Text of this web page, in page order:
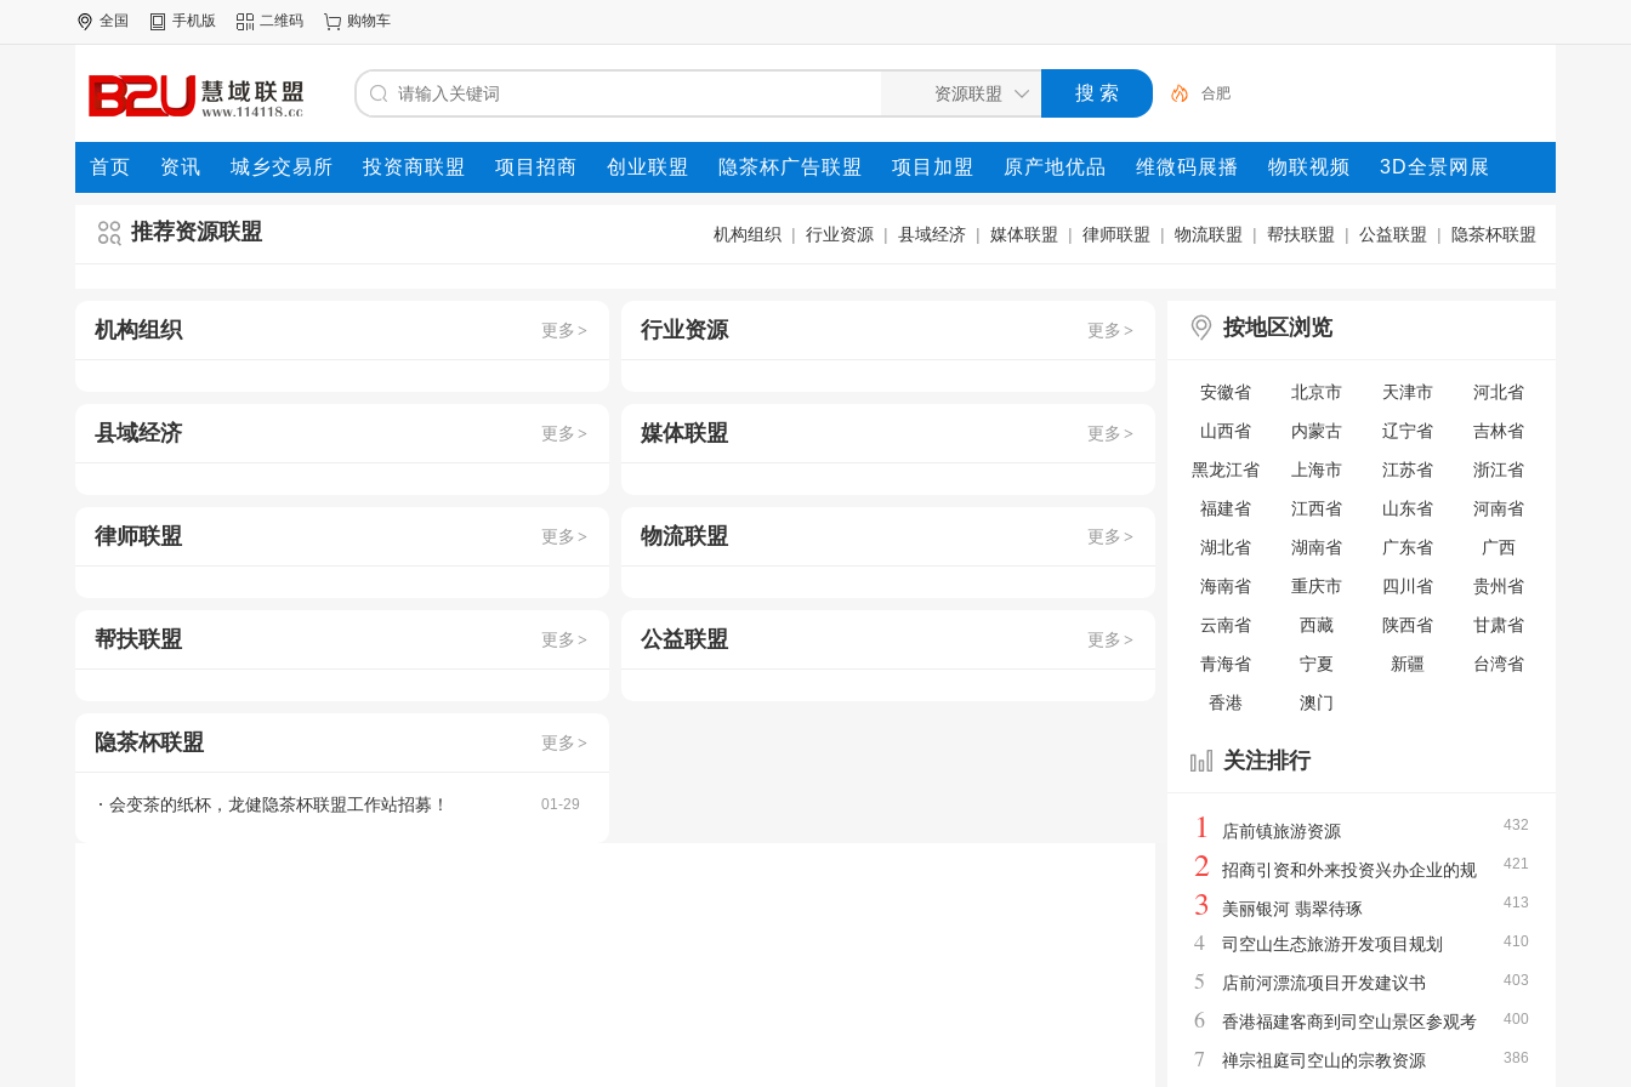
全国 手机版 二维码 购物车
合肥
首页 资讯 城乡交易所 投资商联盟 项目招商 创业联盟 隐茶杯广告联盟 项目加盟 原产地优品 维微码展播 物联视频 3D全景网展
资源联盟
机构组织 | 行业资源 | 县域经济 | 媒体联盟 | 律师联盟 | 物流联盟 | 帮扶联盟 | 公益联盟 | 隐茶杯联盟
推荐资源联盟
更多 >
机构组织 更多 >
行业资源
更多 >
县域经济 更多 >
媒体联盟
更多 >
律师联盟 更多 >
物流联盟
更多 >
帮扶联盟 更多 >
公益联盟
更多 >
隐茶杯联盟
01-29
会变茶的纸杯，龙健隐茶杯联盟工作站招募！
按地区浏览
安徽省 北京市 天津市
河北省
山西省
内蒙古 辽宁省
吉林省
黑龙江省
上海市 江苏省
浙江省
福建省
江西省 山东省
河南省
湖北省
湖南省 广东省
广西
海南省
重庆市 四川省
贵州省
云南省
西藏 陕西省
甘肃省
青海省
宁夏 新疆
台湾省
香港
澳门
关注排行
432
1 店前镇旅游资源
421
2
招商引资和外来投资兴办企业的规
定
413
3 美丽银河 翡翠待琢
410
4 司空山生态旅游开发项目规划
403
5 店前河漂流项目开发建议书
400
6
香港福建客商到司空山景区参观考
察
386
7 禅宗祖庭司空山的宗教资源